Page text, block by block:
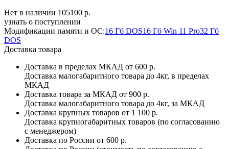
Нет в наличии 105100 р.
узнать о поступлении
Модификации памяти и ОС:16 Гб DOS16 Гб Win 11 Pro32 Гб
DOS
Доставка товара
Доставка в пределах МКАД от 600 р.
Доставка малогабаритного товара до 4кг, в пределах
МКАД
Доставка товара за МКАД от 900 р.
Доставка малогабаритного товара до 4кг, за МКАД
Доставка крупных товаров от 1 100 р.
Доставка крупногабаритных товаров (по согласованию
с менеджером)
Доставка по России от 600 р.